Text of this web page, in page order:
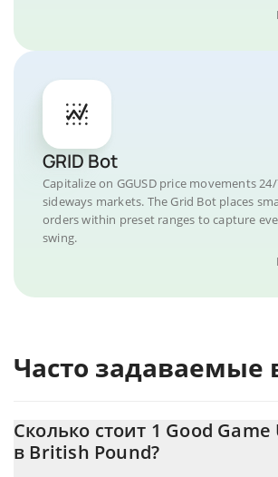
GRID Bot
Capitalize on GGUSD price movements
sideways markets. The Grid Bot places
orders within preset ranges to capture
swing.
Часто задаваемые
Сколько стоит 1 Good
в British Pound?